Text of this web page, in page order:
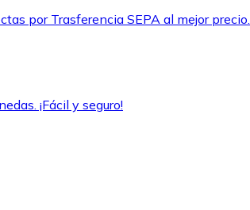
por Trasferencia SEPA al mejor precio.
¡Fácil y seguro!